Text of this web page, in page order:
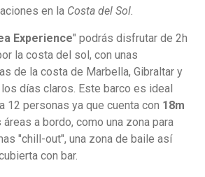
en la Costa del Sol.
Experience" podrás disfrutar de 2h
la costa del sol, con unas
de la costa de Marbella, Gibraltar y
días claros. Este barco es ideal
12 personas ya que cuenta con 18m
áreas a bordo, como una zona para
"chill-out", una zona de baile así
con bar.